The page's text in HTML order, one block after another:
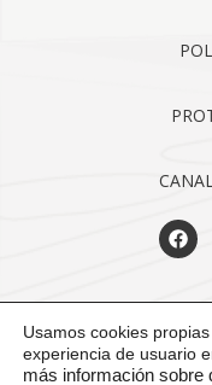
Usamos cookies
experiencia de usuario
más información sobre